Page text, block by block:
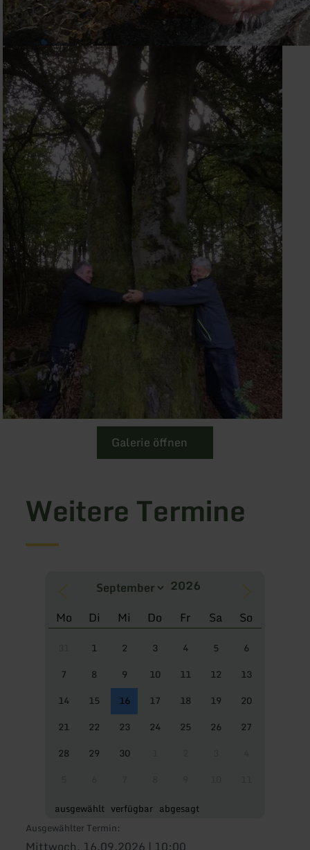
Galerie öffnen
Weitere Termine
Mo Di Mi Do Fr Sa So
1 2 3 4 5
6
7
8 9 10 11 12
13
14
15 16 17 18 19
20
21
22 23 24 25 26
27
28
29 30
ausgewählt verfügbar abgesagt
Ausgewählter Termin: